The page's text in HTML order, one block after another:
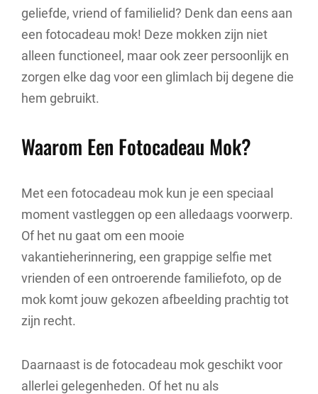
geliefde, vriend of familielid? Denk dan eens aan
een fotocadeau mok! Deze mokken zijn niet
alleen functioneel, maar ook zeer persoonlijk en
zorgen elke dag voor een glimlach bij degene die
hem gebruikt.
Waarom Een Fotocadeau Mok?
Met een fotocadeau mok kun je een speciaal
moment vastleggen op een alledaags voorwerp.
Of het nu gaat om een mooie
vakantieherinnering, een grappige selfie met
vrienden of een ontroerende familiefoto, op de
mok komt jouw gekozen afbeelding prachtig tot
zijn recht.
Daarnaast is de fotocadeau mok geschikt voor
allerlei gelegenheden. Of het nu als